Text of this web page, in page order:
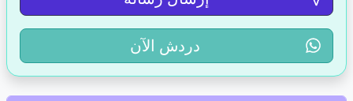
دردش الآن